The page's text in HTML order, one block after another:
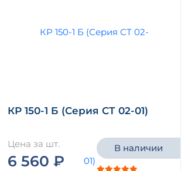
КР 150-1 Б (Серия СТ 02-01)
Цена за шт.
6 560 ₽
В наличии